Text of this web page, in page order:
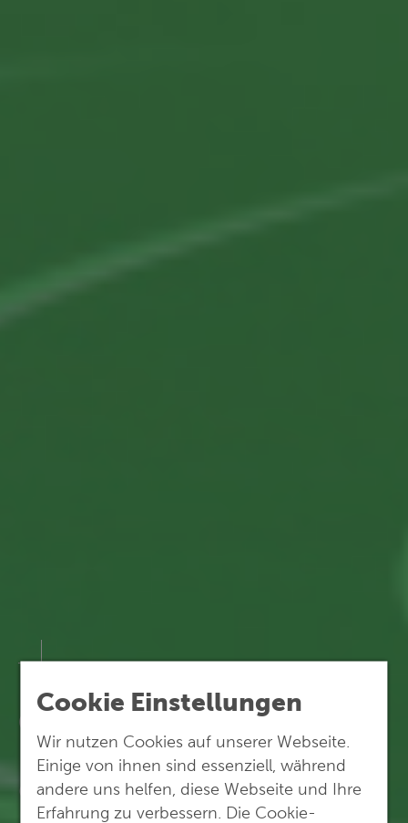
Cookie Einstellungen
Wir nutzen Cookies auf unserer Webseite.
Einige von ihnen sind essenziell, während
andere uns helfen, diese Webseite und Ihre
Erfahrung zu verbessern. Die Cookie-
G.E.O.S. News
Gut zu wissen.